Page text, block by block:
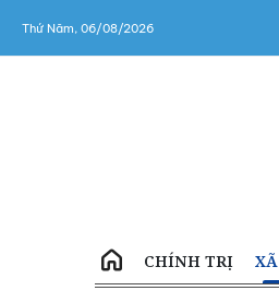
Thứ Năm, 06/08/2026
CHÍNH TRỊ